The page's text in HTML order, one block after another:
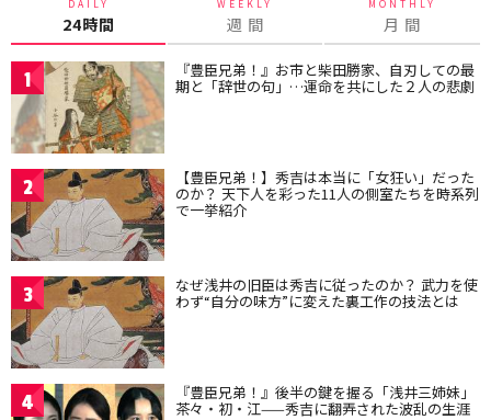
DAILY
24時間
WEEKLY
週 間
MONTHLY
月 間
1 『豊臣兄弟！』お市と柴田勝家、自刃しての最
期と「辞世の句」…運命を共にした２人の悲劇
2 【豊臣兄弟！】秀吉は本当に「女狂い」だった
のか？ 天下人を彩った11人の側室たちを時系列
で一挙紹介
3 なぜ浅井の旧臣は秀吉に従ったのか？ 武力を使
わず“自分の味方”に変えた裏工作の技法とは
4 『豊臣兄弟！』後半の鍵を握る「浅井三姉妹」
茶々・初・江——秀吉に翻弄された波乱の生涯